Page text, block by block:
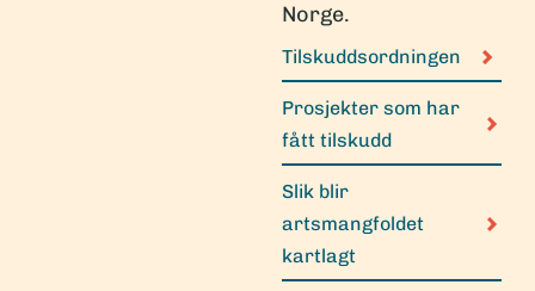
Norge.
Tilskuddsordningen
Prosjekter som har
fått tilskudd
Slik blir
artsmangfoldet
kartlagt